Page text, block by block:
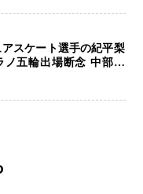
スケート選手の紀平梨
ノ五輪出場断念 中部選
「安全最優先の判断」